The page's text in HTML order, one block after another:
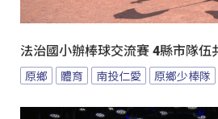
法治國小辦棒球交流賽 4縣市隊伍
原鄉 體育 南投仁愛 原鄉少棒隊